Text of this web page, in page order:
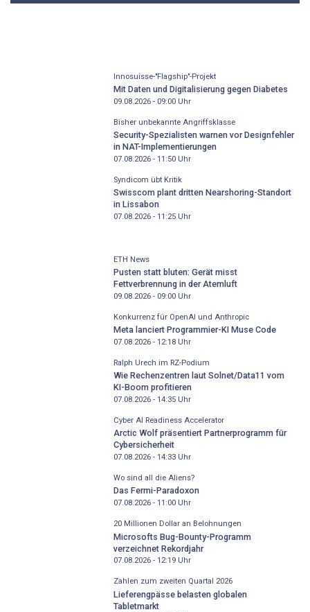
Innosuisse-"Flagship"-Projekt
Mit Daten und Digitalisierung gegen Diabetes
09.08.2026 - 09:00Uhr
Bisher unbekannte Angriffsklasse
Security-Spezialisten warnen vor Designfehler
in NAT-Implementierungen
07.08.2026 - 11:50Uhr
Syndicom übt Kritik
Swisscom plant dritten Nearshoring-Standort
in Lissabon
07.08.2026 - 11:25Uhr
ETH News
Pusten statt bluten: Gerät misst
Fettverbrennung in der Atemluft
09.08.2026 - 09:00Uhr
Konkurrenz für OpenAI und Anthropic
Meta lanciert Programmier-KI Muse Code
07.08.2026 - 12:18Uhr
Ralph Urech im RZ-Podium
Wie Rechenzentren laut Solnet/Data11 vom
KI-Boom profitieren
07.08.2026 - 14:35Uhr
Cyber AI Readiness Accelerator
Arctic Wolf präsentiert Partnerprogramm für
Cybersicherheit
07.08.2026 - 14:33Uhr
Wo sind all die Aliens?
Das Fermi-Paradoxon
07.08.2026 - 11:00Uhr
20 Millionen Dollar an Belohnungen
Microsofts Bug-Bounty-Programm
verzeichnet Rekordjahr
07.08.2026 - 12:19Uhr
Zahlen zum zweiten Quartal 2026
Lieferengpässe belasten globalen
Tabletmarkt